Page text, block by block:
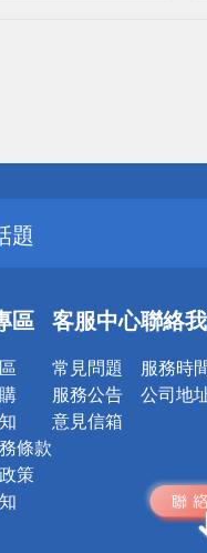
頁！請小心！
告
題
惠
頁！請小心！
區
條款
策
客服中心
常見問題
服務公告
意見信箱
聯絡
服務時
公司地